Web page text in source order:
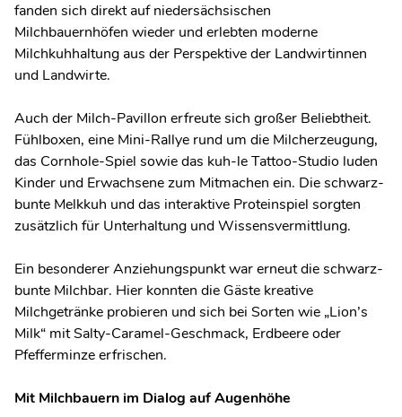
fanden sich direkt auf niedersächsischen
Milchbauernhöfen wieder und erlebten moderne
Milchkuhhaltung aus der Perspektive der Landwirtinnen
und Landwirte.
Auch der Milch-Pavillon erfreute sich großer Beliebtheit.
Fühlboxen, eine Mini-Rallye rund um die Milcherzeugung,
das Cornhole-Spiel sowie das kuh-le Tattoo-Studio luden
Kinder und Erwachsene zum Mitmachen ein. Die schwarz-
bunte Melkkuh und das interaktive Proteinspiel sorgten
zusätzlich für Unterhaltung und Wissensvermittlung.
Ein besonderer Anziehungspunkt war erneut die schwarz-
bunte Milchbar. Hier konnten die Gäste kreative
Milchgetränke probieren und sich bei Sorten wie „Lion’s
Milk“ mit Salty-Caramel-Geschmack, Erdbeere oder
Pfefferminze erfrischen.
Mit Milchbauern im Dialog auf Augenhöhe